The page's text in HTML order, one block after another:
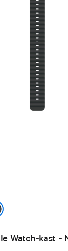
Watch-kast -